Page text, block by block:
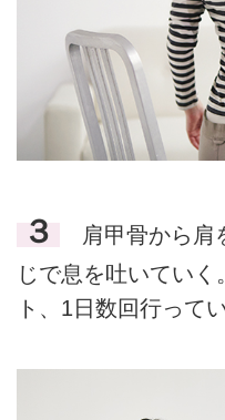
３
肩甲骨から肩
じで息を吐いてい
ト、1日数回行ってい